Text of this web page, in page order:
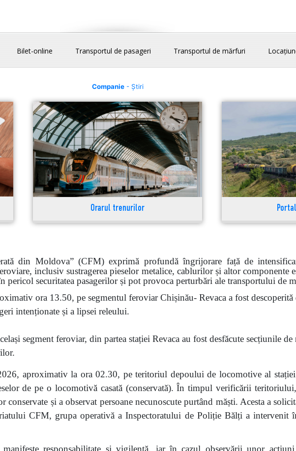
Bilet-online Transportul de pasageri Transportul de mărfuri
Companie- Știri
Orarul trenurilor
din Moldova” (CFM) exprimă profundă îngrijorare față de
inclusiv sustragerea pieselor metalice, cablurilor și altor componente
pericol securitatea pasagerilor și pot provoca perturbări ale transportului de
ora 13.50, pe segmentul feroviar Chișinău- Revaca a fost
intenționate și a lipsei releului.
segment feroviar, din partea stației Revaca au fost desfăcute secțiunile de
aproximativ la ora 02.30, pe teritoriul depoului de locomotive al
de pe o locomotivă casată (conservată). În timpul verificării
conservate și a observat persoane necunoscute purtând măști. Acesta a
CFM, grupa operativă a Inspectoratului de Poliție Bălți a intervenit
responsabilitate și vigilență, iar în cazul observării unor acțiuni